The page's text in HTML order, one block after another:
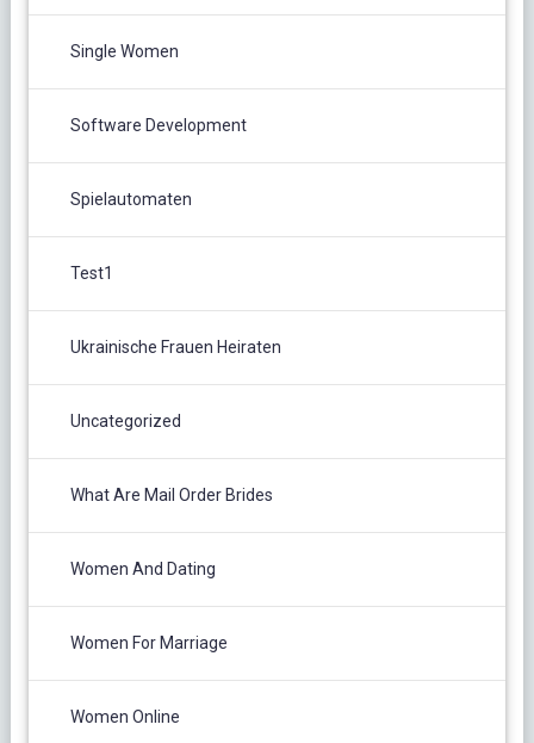
Single Women
Software Development
Spielautomaten
Test1
Ukrainische Frauen Heiraten
Uncategorized
What Are Mail Order Brides
Women And Dating
Women For Marriage
Women Online